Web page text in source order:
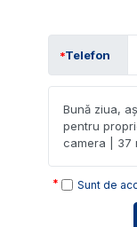
Telefon
Sunt de